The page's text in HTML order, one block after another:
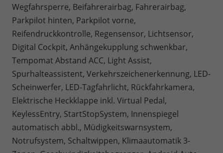
Wegfahrsperre, Beifahrerairbag, Fahrerairbag,
Parkpilot hinten, Parkpilot vorne,
Reifendruckkontrolle, Regensensor, Lichtsensor,
Digital Cockpit, Anhängekupplung schwenkbar,
Tempomat Abstand ACC, Light Assist,
Spurhalteassistent, Verkehrszeichenerkennung, LED-
Scheinwerfer, LED-Tagfahrlicht, Rückfahrkamera,
Elektrische Heckklappe inkl. Virtual Pedal,
KeylessEntry, StartStopSystem, Innenspiegel
automatisch abbl., Müdigkeitswarnsystem,
Notrufsystem, Schaltwippen, Klimaautomatik 3-